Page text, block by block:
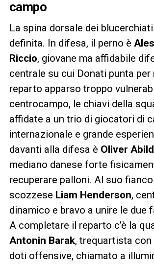
campo
La spina dorsale dei
definita. In difesa, il perno è
Riccio, giovane ma affidabile
centrale su cui Donati punta per
reparto apparso troppo
centrocampo, le chiavi della
affidate a un trio di giocatori di
internazionale e grande
davanti alla difesa è Oliver
mediano danese forte
recuperare palloni. Al suo
scozzese Liam Henderson,
dinamico e bravo a unire le due
A completare il reparto c’è la
Antonin Barak, trequartista
doti offensive, chiamato a